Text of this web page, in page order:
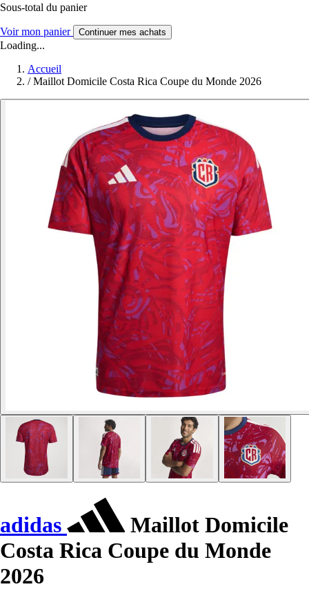
Sous-total du panier
Voir mon panier Continuer mes achats
Loading...
Accueil
/ Maillot Domicile Costa Rica Coupe du Monde 2026
adidas
Maillot Domicile
Costa Rica Coupe du Monde
2026